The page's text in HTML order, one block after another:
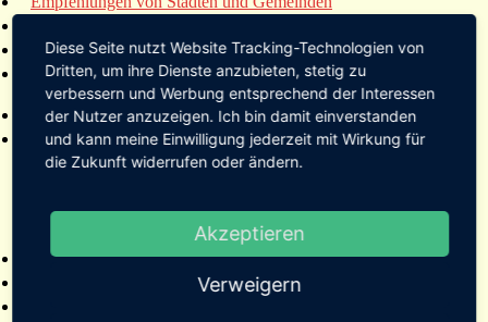
Links
Kontakt
Startseite
Veranstaltungen
2022
2024
Bildergalerien
Diese Seite nutzt Website Tracking-Technologien von
Dritten, um ihre Dienste anzubieten, stetig zu
verbessern und Werbung entsprechend der Interessen
der Nutzer anzuzeigen. Ich bin damit einverstanden
und kann meine Einwilligung jederzeit mit Wirkung für
die Zukunft widerrufen oder ändern.
Akzeptieren
Verweigern